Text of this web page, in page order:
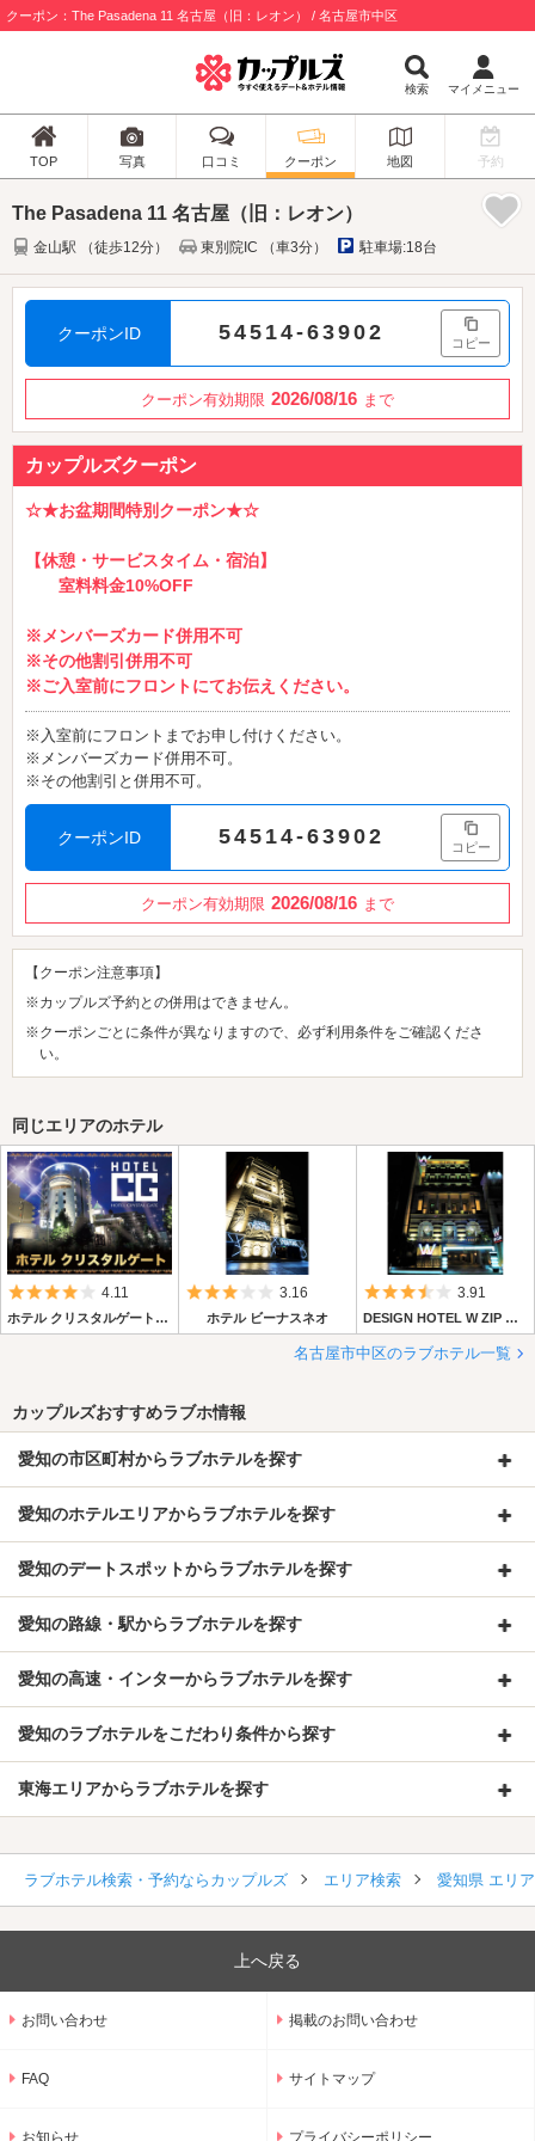
クーポン：The Pasadena 11 名古屋（旧：レオン） / 名古屋市中区
検索 マイメニュー
TOP 写真 口コミ クーポン 地図 予約
The Pasadena 11 名古屋（旧：レオン）
金山駅 （徒歩12分） 東別院IC （車3分） 駐車場:18台
クーポンID 54514-63902 コピー
クーポン有効期限 2026/08/16 まで
カップルズクーポン
☆★お盆期間特別クーポン★☆
【休憩・サービスタイム・宿泊】
室料料金10%OFF
※メンバーズカード併用不可
※その他割引併用不可
※ご入室前にフロントにてお伝えください。
※入室前にフロントまでお申し付けください。
※メンバーズカード併用不可。
※その他割引と併用不可。
クーポンID 54514-63902 コピー
クーポン有効期限 2026/08/16 まで
【クーポン注意事項】
※カップルズ予約との併用はできません。
※クーポンごとに条件が異なりますので、必ず利用条件をご確認くださ
い。
同じエリアのホテル
5つ星のうち4
4.11
ホテル クリスタルゲート名古屋
5つ星のうち3
3.16
ホテル ビーナスネオ
5つ星のうち
3.91
DESIGN HOTEL W ZIP CLUB（デザイン ホテル ダブリュ ジップ クラブ）
名古屋市中区のラブホテル一覧
カップルズおすすめラブホ情報
愛知の市区町村からラブホテルを探す
愛知のホテルエリアからラブホテルを探す
愛知のデートスポットからラブホテルを探す
愛知の路線・駅からラブホテルを探す
愛知の高速・インターからラブホテルを探す
愛知のラブホテルをこだわり条件から探す
東海エリアからラブホテルを探す
ラブホテル検索・予約ならカップルズ エリア検索 愛知県 エリ
上へ戻る
お問い合わせ 掲載のお問い合わせ
FAQ サイトマップ